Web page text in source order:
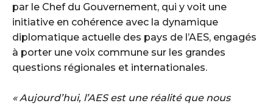
par le Chef du Gouvernement, qui y voit une
initiative en cohérence avec la dynamique
diplomatique actuelle des pays de l’AES, engagés
à porter une voix commune sur les grandes
questions régionales et internationales.
« Aujourd’hui, l’AES est une réalité que nous